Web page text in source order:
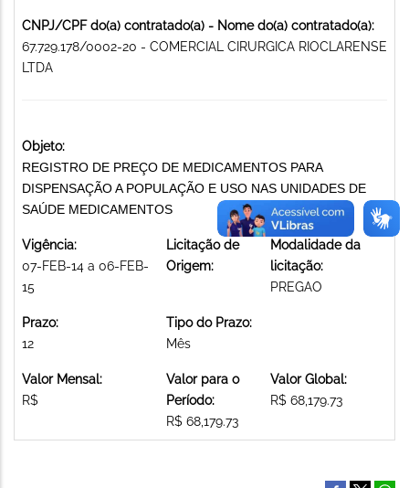
CNPJ/CPF do(a) contratado(a) - Nome do(a) contratado(a):
67.729.178/0002-20 - COMERCIAL CIRURGICA RIOCLARENSE
LTDA
Objeto:
REGISTRO DE PREÇO DE MEDICAMENTOS PARA
DISPENSAÇÃO A POPULAÇÃO E USO NAS UNIDADES DE
SAÚDE MEDICAMENTOS
Vigência:
07-FEB-14 a 06-FEB-
15
Licitação de
Origem:
Modalidade da
licitação:
PREGAO
Prazo:
12
Tipo do Prazo:
Mês
Valor Mensal:
R$
Valor para o
Período:
R$ 68,179.73
Valor Global:
R$ 68,179.73